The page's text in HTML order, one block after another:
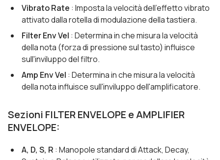
Vibrato Rate : Imposta la velocità dell'effetto vibrato
attivato dalla rotella di modulazione della tastiera.
Filter Env Vel : Determina in che misura la velocità
della nota (forza di pressione sul tasto) influisce
sull'inviluppo del filtro.
Amp Env Vel : Determina in che misura la velocità
della nota influisce sull'inviluppo dell'amplificatore.
Sezioni FILTER ENVELOPE e AMPLIFIER
ENVELOPE:
A, D, S, R : Manopole standard di Attack, Decay,